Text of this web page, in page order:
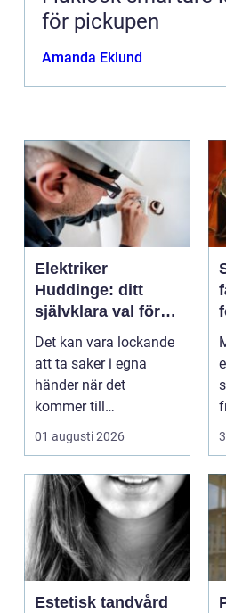
för pickupen
Amanda Eklund
Elektriker
Huddinge: ditt
självklara val för
säker elinstallation
Det kan vara lockande
att ta saker i egna
händer när det
kommer till
hemförbättr...
01 augusti 2026
Estetisk tandvård